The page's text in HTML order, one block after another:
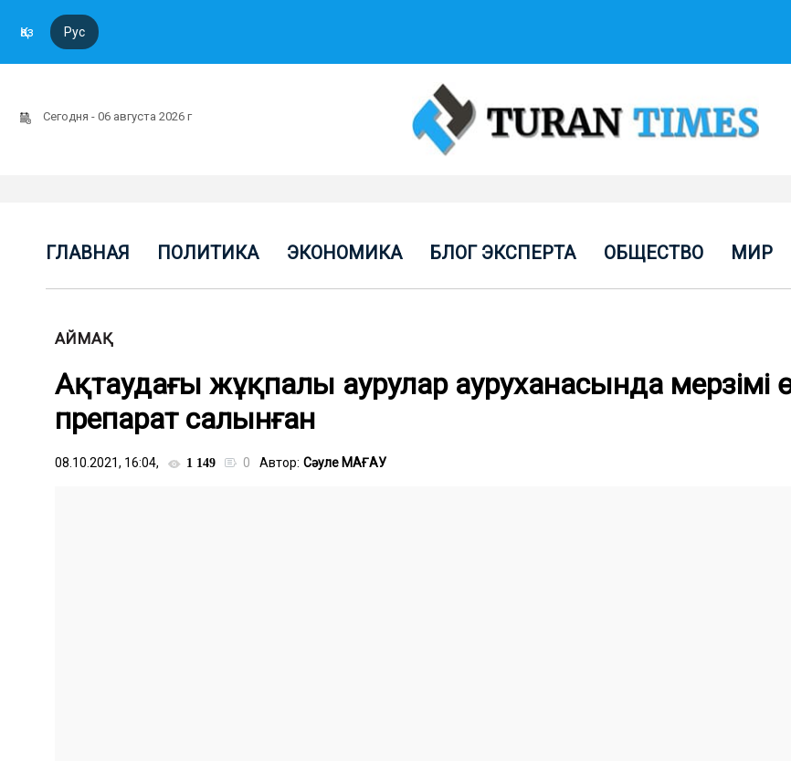
Қаз Рус
Сегодня - 06 августа 2026 г
ГЛАВНАЯ ПОЛИТИКА ЭКОНОМИКА БЛОГ ЭКСПЕРТА ОБЩЕСТВО МИР
АЙМАҚ
Ақтаудағы жұқпалы аурулар ауруханасында мерзімі
препарат салынған
08.10.2021, 16:04, 1 149 0 Автор: Сәуле МАҒАУ